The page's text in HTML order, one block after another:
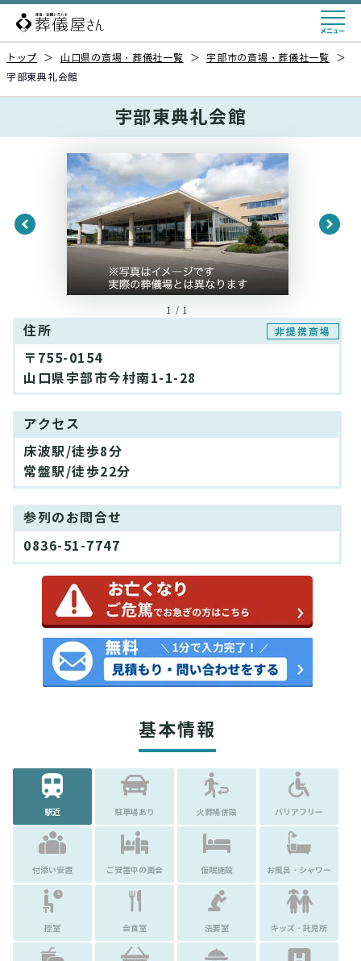
トップ ＞ 山口県の斎場・葬儀社一覧 ＞ 宇部市の斎場・葬儀社一覧
＞
宇部東典礼会館
宇部東典礼会館
1 / 1
住所 非提携斎場
〒755-0154
山口県宇部市今村南1-1-28
アクセス
床波駅/徒歩8分
常盤駅/徒歩22分
参列のお問合せ
0836-51-7747
基本情報
駅近 駐車場あり 火葬場併設 バリアフリー
付添い安置 ご安置中の面会 仮眠施設 お風呂・シャワー
控室 会食室 法要室 キッズ・託児所